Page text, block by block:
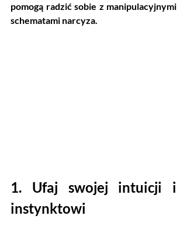
pomogą radzić sobie z manipulacyjnymi
schematami narcyza.
1. Ufaj swojej intuicji i
instynktowi